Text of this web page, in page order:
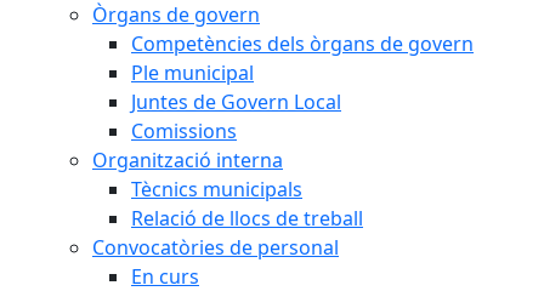
Òrgans de govern
Competències dels òrgans de govern
Ple municipal
Juntes de Govern Local
Comissions
Organització interna
Tècnics municipals
Relació de llocs de treball
Convocatòries de personal
En curs